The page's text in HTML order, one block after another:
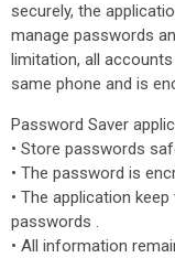
securely, the
manage passwords
limitation, all
same phone and is
Password Saver
• Store passwords
• The password is
• The application
passwords .
• All information